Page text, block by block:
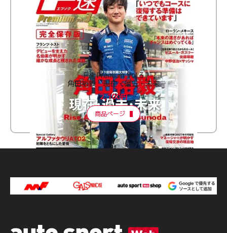
F速 Premium Vol.3
角田裕毅 現在・過去・未来
2,100円
商品ページ